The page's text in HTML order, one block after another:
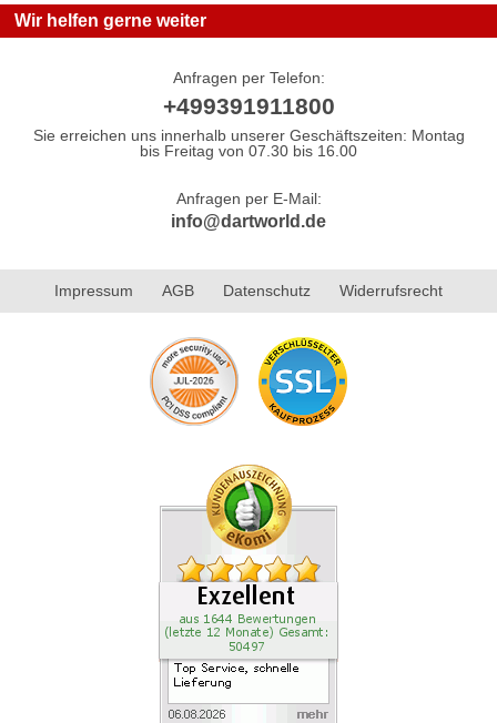
Wir helfen gerne weiter
Anfragen per Telefon:
+499391911800
Sie erreichen uns innerhalb unserer Geschäftszeiten: Montag
bis Freitag von 07.30 bis 16.00
Anfragen per E-Mail:
info@dartworld.de
Impressum AGB Datenschutz Widerrufsrecht